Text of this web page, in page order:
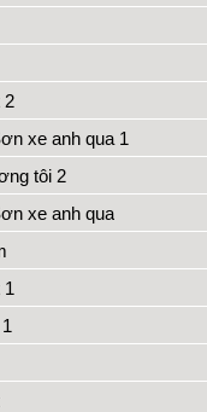
2
xe anh qua 1
tôi 2
xe anh qua
1